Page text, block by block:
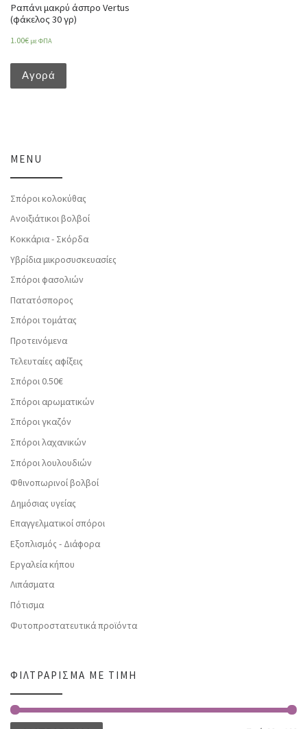
Ραπάνι μακρύ άσπρο Vertus
(φάκελος 30 γρ)
1.00€ με ΦΠΑ
Αγορά
MENU
Σπόροι κολοκύθας
Ανοιξιάτικοι βολβοί
Κοκκάρια - Σκόρδα
Υβρίδια μικροσυσκευασίες
Σπόροι φασολιών
Πατατόσπορος
Σπόροι τομάτας
Προτεινόμενα
Τελευταίες αφίξεις
Σπόροι 0.50€
Σπόροι αρωματικών
Σπόροι γκαζόν
Σπόροι λαχανικών
Σπόροι λουλουδιών
Φθινοπωρινοί βολβοί
Δημόσιας υγείας
Επαγγελματικοί σπόροι
Εξοπλισμός - Διάφορα
Εργαλεία κήπου
Λιπάσματα
Πότισμα
Φυτοπροστατευτικά προϊόντα
ΦΙΛΤΡΆΡΙΣΜΑ ΜΕ ΤΙΜΉ